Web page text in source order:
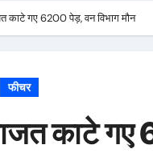
तक होगी
काटे गए 6200 पेड़, वन विभाग मौन
फीचर
काटे